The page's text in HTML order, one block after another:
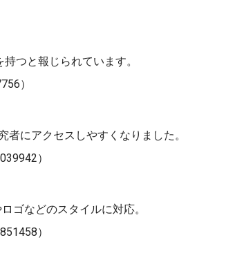
つと報じられています。
）
者にアクセスしやすくなりました。
）
ゴなどのスタイルに対応。
）